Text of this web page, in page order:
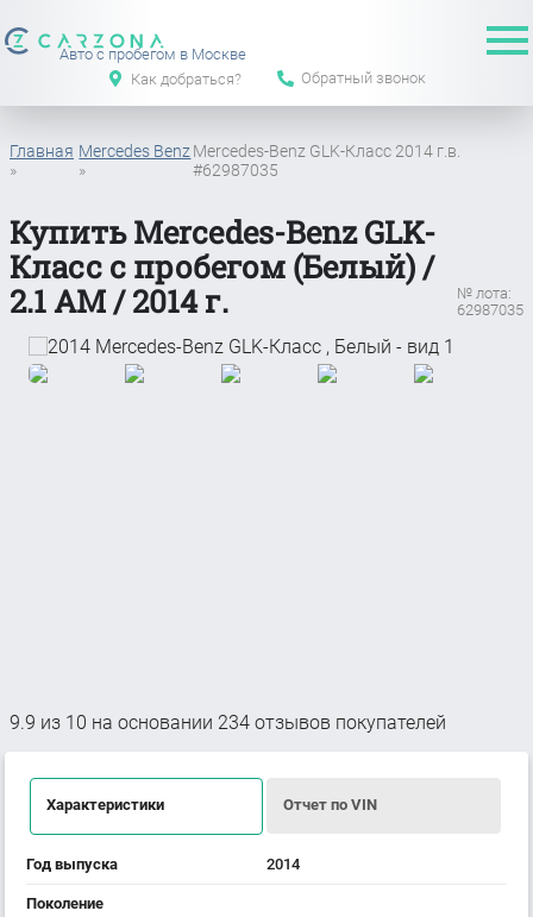
Авто с пробегом в Москве
Как добраться?
Обратный звонок
Главная
»
Mercedes Benz
»
Mercedes-Benz GLK-Класс 2014 г.в.
#62987035
Купить Mercedes-Benz GLK-
Класс с пробегом (Белый) /
2.1 АМ / 2014 г.
№ лота:
62987035
9.9 из 10 на основании 234 отзывов покупателей
Характеристики Отчет по VIN
Год выпуска 2014
Поколение